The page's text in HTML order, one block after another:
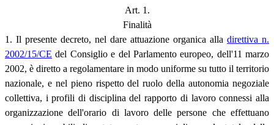
Art. 1.
Finalità
1. Il presente decreto, nel dare attuazione organica alla direttiva n.
2002/15/CE del Consiglio e del Parlamento europeo, dell'11 marzo
2002, è diretto a regolamentare in modo uniforme su tutto il territorio
nazionale, e nel pieno rispetto del ruolo della autonomia negoziale
collettiva, i profili di disciplina del rapporto di lavoro connessi alla
organizzazione dell'orario di lavoro delle persone che effettuano